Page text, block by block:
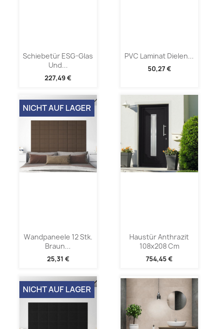
Schiebetür ESG-Glas
Und...
227,49 €
PVC Laminat Dielen...
50,27 €
Wandpaneele 12 Stk.
Braun...
25,31 €
NICHT AUF LAGER
Haustür Anthrazit
108x208 Cm
754,45 €
NICHT AUF LAGER